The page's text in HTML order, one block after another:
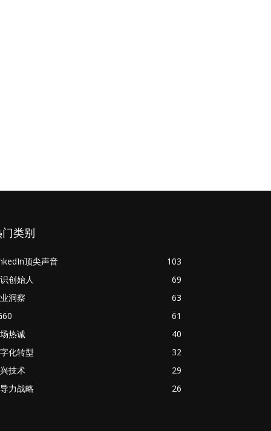
门类别
顶尖声音
103
创始人
69
洞察
63
61
热诚
40
化转型
32
技术
29
力战略
26